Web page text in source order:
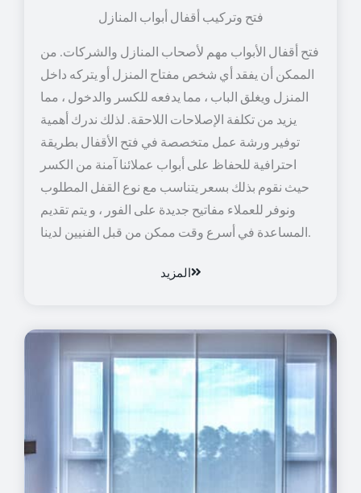
فتح وتركيب أقفال أبواب المنازل
فتح أقفال الأبواب مهم لأصحاب المنازل والشركات. من
الممكن أن يفقد أي شخص مفتاح المنزل أو يتركه داخل
المنزل ويغلق الباب ، مما يدفعه للكسر والدخول ، مما
يزيد من تكلفة الإصلاحات اللاحقة. لذلك ندرك أهمية
توفير ورشة عمل متخصصة في فتح الأقفال بطريقة
احترافية للحفاظ على أبواب عملائنا آمنة من الكسر
حيث نقوم بذلك بسعر يتناسب مع نوع القفل المطلوب
ونوفر للعملاء مفاتيح جديدة على الفور ، و يتم تقديم
المساعدة في أسرع وقت ممكن من قبل الفنيين لدينا.
المزيد